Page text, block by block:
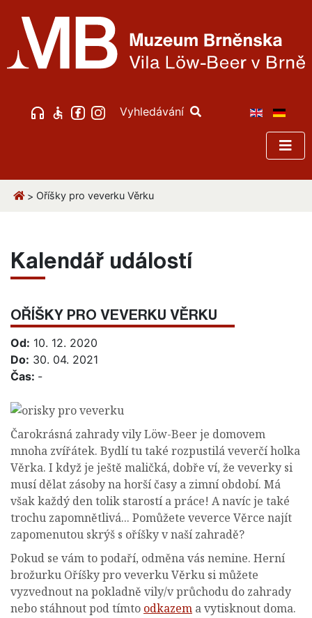
Vyhledávání
> Oříšky pro veverku Věrku
Kalendář událostí
OŘÍŠKY PRO VEVERKU VĚRKU
Od: 10. 12. 2020
Do: 30. 04. 2021
Čas: -
Čarokrásná zahrady vily Löw-Beer je domovem
mnoha zvířátek. Bydlí tu také rozpustilá veverčí holka
Věrka. I když je ještě maličká, dobře ví, že veverky si
musí dělat zásoby na horší časy a zimní období. Má
však každý den tolik starostí a práce! A navíc je také
trochu zapomnětlivá... Pomůžete veverce Věrce najít
zapomenutou skrýš s oříšky v naší zahradě?
Pokud se vám to podaří, odměna vás nemine. Herní
brožurku Oříšky pro veverku Věrku si můžete
vyzvednout na pokladně vily/v průchodu do zahrady
nebo stáhnout pod tímto odkazem a vytisknout doma.